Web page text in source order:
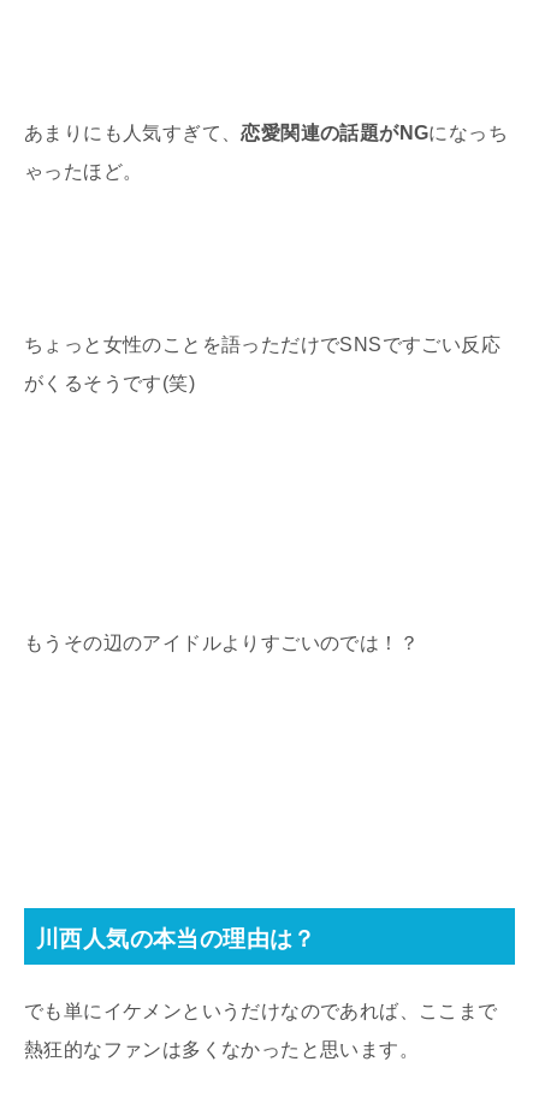
あまりにも人気すぎて、恋愛関連の話題がNGになっち
ゃったほど。
ちょっと女性のことを語っただけでSNSですごい反応
がくるそうです(笑)
もうその辺のアイドルよりすごいのでは！？
川西人気の本当の理由は？
でも単にイケメンというだけなのであれば、ここまで
熱狂的なファンは多くなかったと思います。